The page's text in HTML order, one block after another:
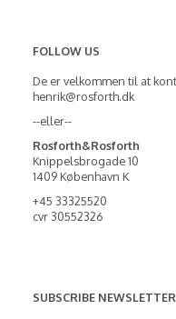
FOLLOW US
De er velkommen til at
henrik@rosforth.dk
--eller--
Rosforth&Rosforth
Knippelsbrogade 10
1409 København K
+45 33325520
cvr 30552326
SUBSCRIBE NEWSLETTER